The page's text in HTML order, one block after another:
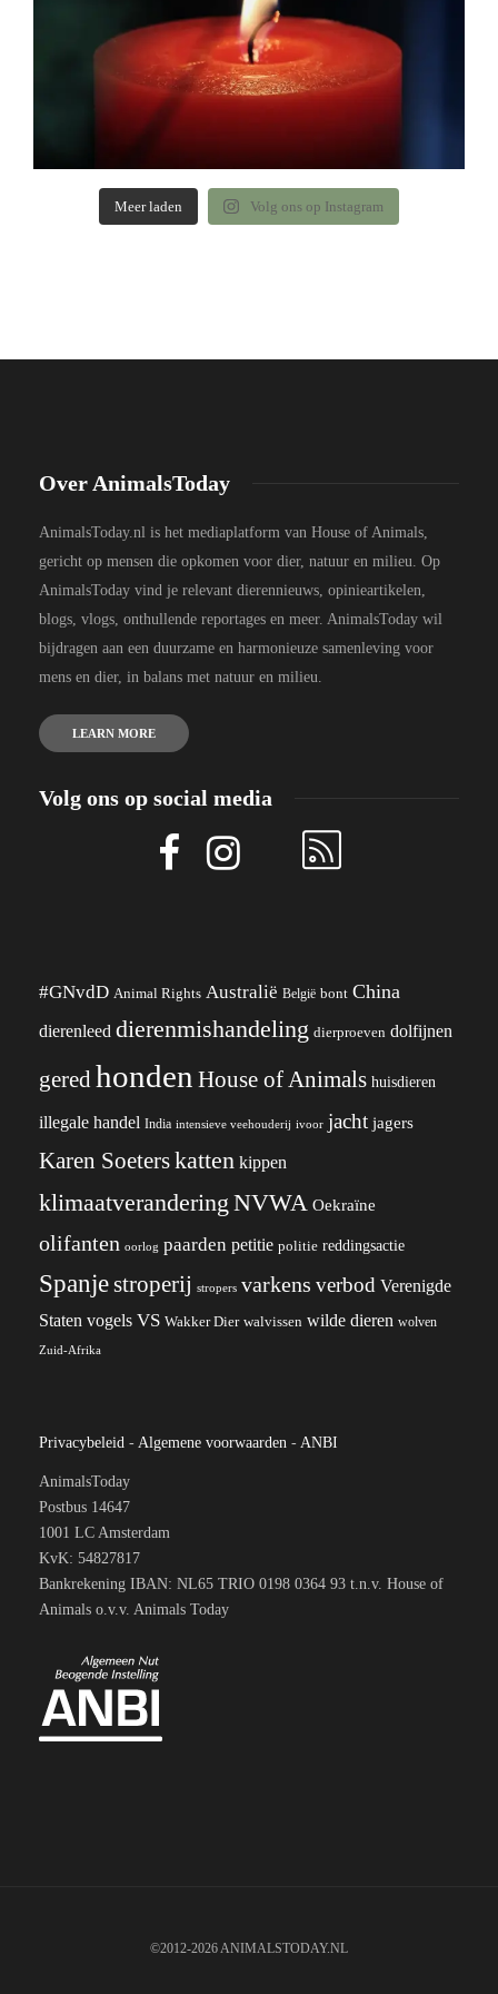
Meer laden Volg ons op Instagram
Over AnimalsToday
AnimalsToday.nl is het mediaplatform van House of Animals,
gericht op mensen die opkomen voor dier, natuur en milieu. Op
AnimalsToday vind je relevant dierennieuws, opinieartikelen,
blogs, vlogs, onthullende reportages en meer. AnimalsToday wil
bijdragen aan een duurzame en harmonieuze samenleving voor
mens en dier, in balans met natuur en milieu.
LEARN MORE
Volg ons op social media
#GNvdD Animal Rights Australië België bont China
dierenleed dierenmishandeling dierproeven dolfijnen
gered honden House of Animals huisdieren
illegale handel India intensieve veehouderij ivoor jacht jagers
Karen Soeterskatten kippen
klimaatverandering NVWA Oekraïne
olifanten oorlog paarden petitie politie reddingsactie
Spanjestroperij stropers varkens verbod Verenigde
Staten vogels VS Wakker Dier walvissen wilde dieren wolven
Zuid-Afrika
Privacybeleid - Algemene voorwaarden - ANBI
AnimalsToday
Postbus 14647
1001 LC Amsterdam
KvK: 54827817
Bankrekening IBAN: NL65 TRIO 0198 0364 93 t.n.v. House of
Animals o.v.v. Animals Today
©2012-2026 ANIMALSTODAY.NL